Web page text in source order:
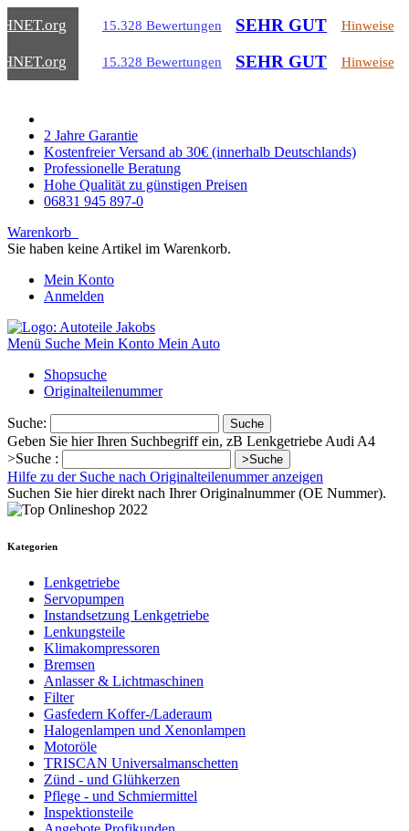
.org 15.328 Bewertungen SEHR GUT Hinweise
.org 15.328 Bewertungen SEHR GUT Hinweise
2 Jahre Garantie
Kostenfreier Versand ab 30€ (innerhalb Deutschlands)
Professionelle Beratung
Hohe Qualität zu günstigen Preisen
06831 945 897-0
Warenkorb
Sie haben keine Artikel im Warenkorb.
Mein Konto
Anmelden
Menü Suche Mein Konto Mein Auto
Shopsuche
Originalteilenummer
Suche: Suche
Geben Sie hier Ihren Suchbegriff ein, zB Lenkgetriebe Audi A4
>Suche :
>Suche
Hilfe zu der Suche nach Originalteilenummer anzeigen
Suchen Sie hier direkt nach Ihrer Originalnummer (OE Nummer).
Kategorien
Lenkgetriebe
Servopumpen
Instandsetzung Lenkgetriebe
Lenkungsteile
Klimakompressoren
Bremsen
Anlasser & Lichtmaschinen
Filter
Gasfedern Koffer-/Laderaum
Halogenlampen und Xenonlampen
Motoröle
TRISCAN Universalmanschetten
Zünd - und Glühkerzen
Pflege - und Schmiermittel
Inspektionsteile